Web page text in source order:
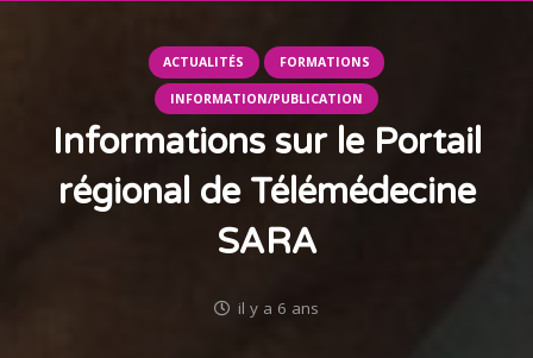
ACTUALITÉS FORMATIONS
INFORMATION/PUBLICATION
Informations sur le Portail
régional de Télémédecine
SARA
il y a 6 ans